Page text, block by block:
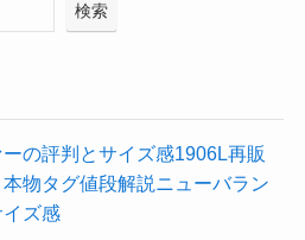
検索
の評判とサイズ感1906L再販
物タグ値段解説ニューバラン
ズ感